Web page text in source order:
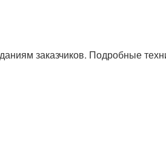
заказчиков. Подробные